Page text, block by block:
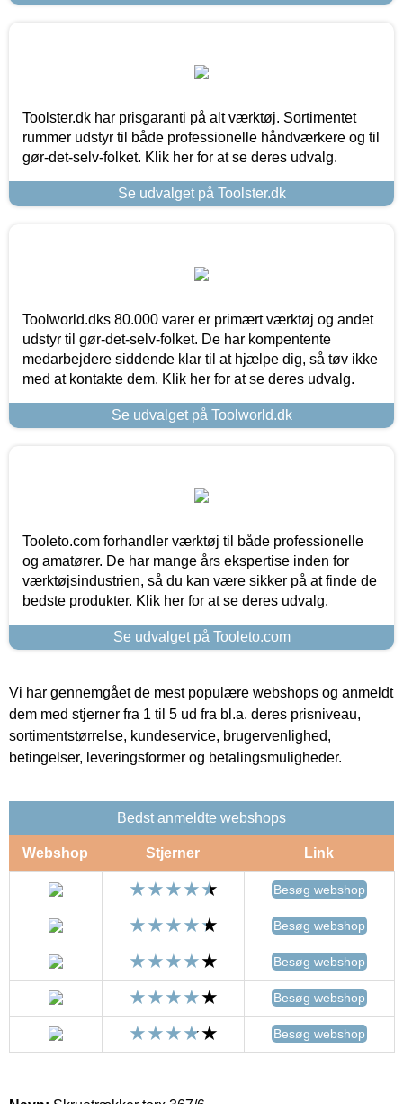
Toolster.dk har prisgaranti på alt værktøj. Sortimentet
rummer udstyr til både professionelle håndværkere og til
gør-det-selv-folket. Klik her for at se deres udvalg.
Se udvalget på Toolster.dk
Toolworld.dks 80.000 varer er primært værktøj og andet
udstyr til gør-det-selv-folket. De har kompentente
medarbejdere siddende klar til at hjælpe dig, så tøv ikke
med at kontakte dem. Klik her for at se deres udvalg.
Se udvalget på Toolworld.dk
Tooleto.com forhandler værktøj til både professionelle
og amatører. De har mange års ekspertise inden for
værktøjsindustrien, så du kan være sikker på at finde de
bedste produkter. Klik her for at se deres udvalg.
Se udvalget på Tooleto.com
Vi har gennemgået de mest populære webshops og anmeldt
dem med stjerner fra 1 til 5 ud fra bl.a. deres prisniveau,
sortimentstørrelse, kundeservice, brugervenlighed,
betingelser, leveringsformer og betalingsmuligheder.
Bedst anmeldte webshops
Webshop Stjerner Link
Besøg webshop
Besøg webshop
Besøg webshop
Besøg webshop
Besøg webshop